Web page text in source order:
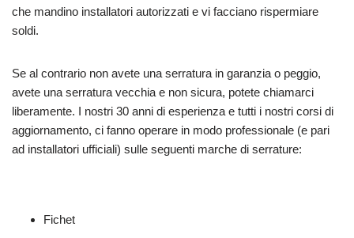
che mandino installatori autorizzati e vi facciano rispermiare
soldi.
Se al contrario non avete una serratura in garanzia o peggio,
avete una serratura vecchia e non sicura, potete chiamarci
liberamente. I nostri 30 anni di esperienza e tutti i nostri corsi di
aggiornamento, ci fanno operare in modo professionale (e pari
ad installatori ufficiali) sulle seguenti marche di serrature:
Fichet